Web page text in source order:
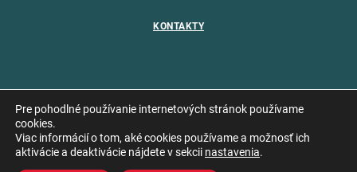
KONTAKTY
Copyright © 2026 Obec
Pre pohodlné používanie internetových stránok používame
cookies.
Viac informácií o tom, aké cookies používame a možnosť ich
aktivácie a deaktivácie nájdete v sekcii nastavenia.